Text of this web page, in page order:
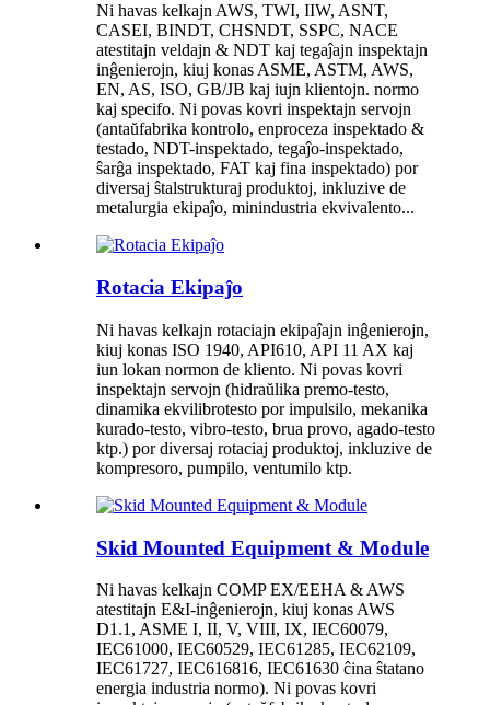
Ni havas kelkajn AWS, TWI, IIW, ASNT,
CASEI, BINDT, CHSNDT, SSPC, NACE
atestitajn veldajn & NDT kaj tegaĵajn inspektajn
inĝenierojn, kiuj konas ASME, ASTM, AWS,
EN, AS, ISO, GB/JB kaj iujn klientojn. normo
kaj specifo. Ni povas kovri inspektajn servojn
(antaŭfabrika kontrolo, enproceza inspektado &
testado, NDT-inspektado, tegaĵo-inspektado,
ŝarĝa inspektado, FAT kaj fina inspektado) por
diversaj ŝtalstrukturaj produktoj, inkluzive de
metalurgia ekipaĵo, minindustria ekvivalento...
Rotacia Ekipaĵo
Ni havas kelkajn rotaciajn ekipaĵajn inĝenierojn,
kiuj konas ISO 1940, API610, API 11 AX kaj
iun lokan normon de kliento. Ni povas kovri
inspektajn servojn (hidraŭlika premo-testo,
dinamika ekvilibrotesto por impulsilo, mekanika
kurado-testo, vibro-testo, brua provo, agado-testo
ktp.) por diversaj rotaciaj produktoj, inkluzive de
kompresoro, pumpilo, ventumilo ktp.
Skid Mounted Equipment & Module
Ni havas kelkajn COMP EX/EEHA & AWS
atestitajn E&I-inĝenierojn, kiuj konas AWS
D1.1, ASME I, II, V, VIII, IX, IEC60079,
IEC61000, IEC60529, IEC61285, IEC62109,
IEC61727, IEC616816, IEC61630 ĉina ŝtatano
energia industria normo). Ni povas kovri